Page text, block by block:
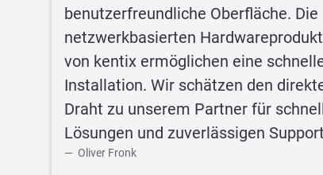
benutzerfreundliche Oberfläche. Die
netzwerkbasierten
von kentix ermöglichen eine
Installation. Wir schätzen den
Draht zu unserem Partner für
Lösungen und zuverlässigen
Oliver Fronk